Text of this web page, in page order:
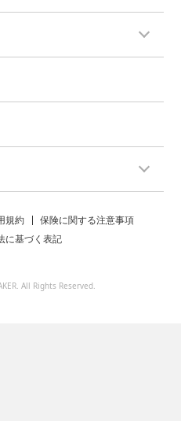
規約
保険に関する注意事項
に基づく表記
All Rights Reserved.